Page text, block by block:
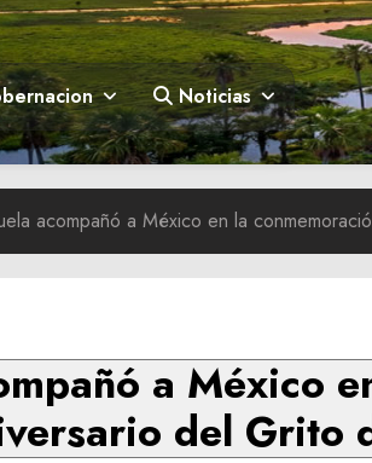
Noticias
acompañó a México en la
a México
del Grito